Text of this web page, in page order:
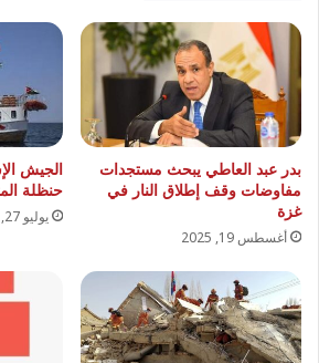
بدر عبد العاطي يبحث مستجدات
مفاوضات وقف إطلاق النار في
غزة
أغسطس 19, 2025
الجيش
حنظلة
يوليو 27, 2025